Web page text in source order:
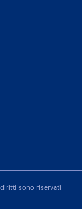
sono riservati